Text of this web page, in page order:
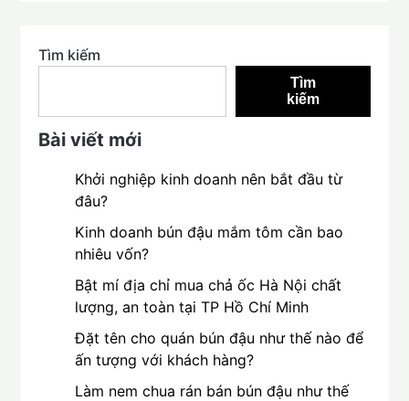
Tìm kiếm
Tìm
kiếm
Bài viết mới
Khởi nghiệp kinh doanh nên bắt đầu từ
đâu?
Kinh doanh bún đậu mắm tôm cần bao
nhiêu vốn?
Bật mí địa chỉ mua chả ốc Hà Nội chất
lượng, an toàn tại TP Hồ Chí Minh
Đặt tên cho quán bún đậu như thế nào để
ấn tượng với khách hàng?
Làm nem chua rán bán bún đậu như thế